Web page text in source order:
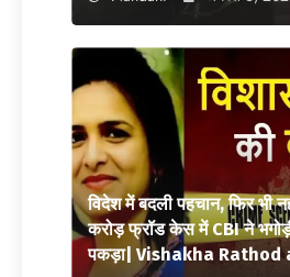
विदेश में बदली पहचान, फिर भी
करोड़ फ्रॉड केस में CBI ने
पकड़ा| Vishakha Rathod